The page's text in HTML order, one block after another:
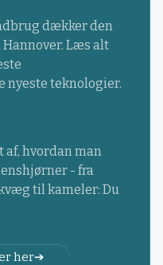
dækker den
Læs alt
nyeste teknologier.
hvordan man
- fra
til kameler: Du
her